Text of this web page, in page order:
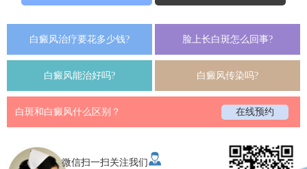
白癜风治疗要花多少钱? 脸上长白斑怎么回事?
白癜风能治好吗? 白癜风传染吗?
白斑和白癜风什么区别？ 在线预约
微信扫一扫关注我们